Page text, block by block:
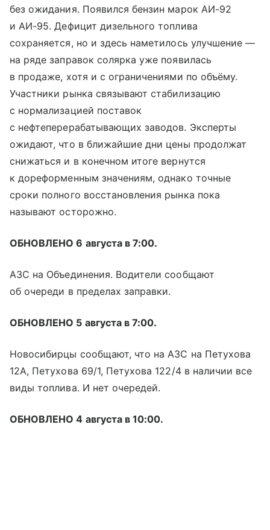
без ожидания. Появился бензин марок АИ-92
и АИ-95. Дефицит дизельного топлива
сохраняется, но и здесь наметилось улучшение —
на ряде заправок солярка уже появилась
в продаже, хотя и с ограничениями по объёму.
Участники рынка связывают стабилизацию
с нормализацией поставок
с нефтеперерабатывающих заводов. Эксперты
ожидают, что в ближайшие дни цены продолжат
снижаться и в конечном итоге вернутся
к дореформенным значениям, однако точные
сроки полного восстановления рынка пока
называют осторожно.
ОБНОВЛЕНО 6 августа в 7:00.
АЗС на Объединения. Водители сообщают
об очереди в пределах заправки.
ОБНОВЛЕНО 5 августа в 7:00.
Новосибирцы сообщают, что на АЗС на Петухова
12А, Петухова 69/1, Петухова 122/4 в наличии все
виды топлива. И нет очередей.
ОБНОВЛЕНО 4 августа в 10:00.